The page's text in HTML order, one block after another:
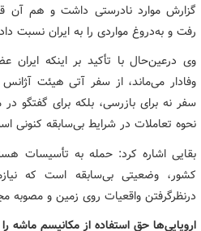
گزارش موارد نادرستی داشت و هم آن
رفت و به‌دروغ مواردی را به ایران نسبت
وفادار می‌ماند، از سفر آتی هیئت
سفر نه برای بازرسی، بلکه برای گفتگو
نحوه تعاملات در شرایط بی‌سابقه کنونی
بقایی اشاره کرد: حمله به تأسیسات
کشور، وضعیتی بی‌سابقه است که
درنظرگرفتن واقعیات روی زمین و
اروپایی‌ها حق استفاده از مکانیسم ماشه را